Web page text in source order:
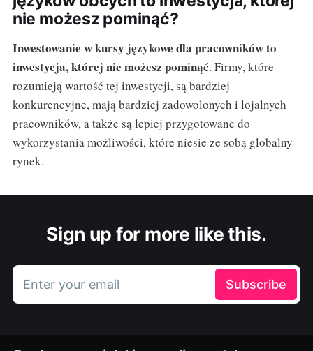
nie możesz pominąć?
Inwestowanie w kursy językowe dla pracowników to
inwestycja, której nie możesz pominąć. Firmy, które
rozumieją wartość tej inwestycji, są bardziej
konkurencyjne, mają bardziej zadowolonych i lojalnych
pracowników, a także są lepiej przygotowane do
wykorzystania możliwości, które niesie ze sobą globalny
rynek.
Sign up for more like this.
Enter your email Subscribe